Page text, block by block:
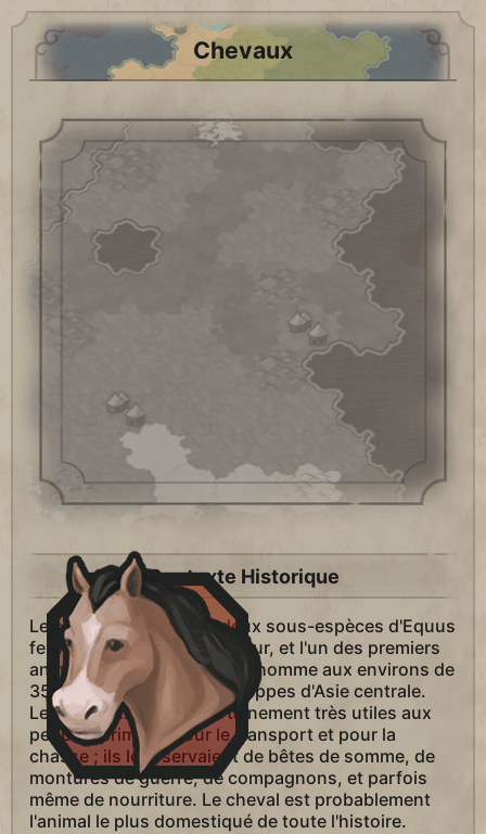
Chevaux
Contexte Historique
Le cheval est l'une des deux sous-espèces d'Equus
ferus ayant survécu à ce jour, et l'un des premiers
animaux domestiqués par l'homme aux environs de
3500 av. J.-C., dans les steppes d'Asie centrale.
Les chevaux étaient certainement très utiles aux
peuples primitifs pour le transport et pour la
chasse ; ils leur servaient de bêtes de somme, de
montures de guerre, de compagnons, et parfois
même de nourriture. Le cheval est probablement
l'animal le plus domestiqué de toute l'histoire.